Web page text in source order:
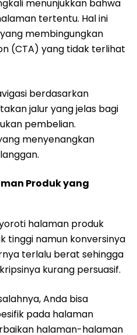
menunjukkan bahwa
tertentu. Hal ini
membingungkan
(CTA) yang tidak terlihat
berdasarkan
jalur yang jelas bagi
pembelian.
menyenangkan
Produk yang
halaman produk
tinggi namun konversinya
terlalu berat sehingga
kurang persuasif.
Anda bisa
pada halaman
halaman-halaman